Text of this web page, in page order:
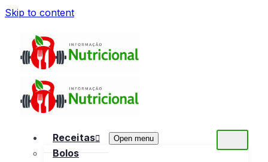
Skip to content
Receitas Open menu
Bolos